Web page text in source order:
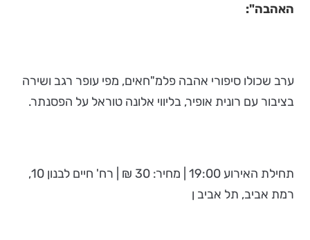
האהבה":
ערב שכולו סיפורי אהבה פלמ"חאים, מפי עופר רגב ושירה
בציבור עם רונית אופיר, בליווי אלונה טוראל על הפסנתר.
תחילת האירוע 19:00 | מחיר: 30 ₪ | רח' חיים לבנון 10,
רמת אביב, תל אביב ן